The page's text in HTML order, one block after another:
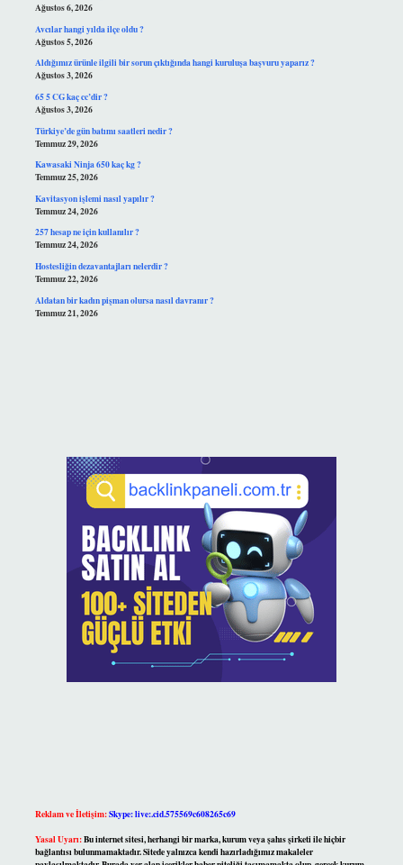
Ağustos 6, 2026
Avcılar hangi yılda ilçe oldu ?
Ağustos 5, 2026
Aldığımız ürünle ilgili bir sorun çıktığında hangi kuruluşa başvuru yaparız ?
Ağustos 3, 2026
65 5 CG kaç cc’dir ?
Ağustos 3, 2026
Türkiye’de gün batımı saatleri nedir ?
Temmuz 29, 2026
Kawasaki Ninja 650 kaç kg ?
Temmuz 25, 2026
Kavitasyon işlemi nasıl yapılır ?
Temmuz 24, 2026
257 hesap ne için kullanılır ?
Temmuz 24, 2026
Hostesliğin dezavantajları nelerdir ?
Temmuz 22, 2026
Aldatan bir kadın pişman olursa nasıl davranır ?
Temmuz 21, 2026
Reklam ve İletişim:Skype: live:.cid.575569c608265c69
Yasal Uyarı:Bu internet sitesi, herhangi bir marka, kurum veya şahıs şirketi ile hiçbir
bağlantısı bulunmamaktadır. Sitede yalnızca kendi hazırladığımız makaleler